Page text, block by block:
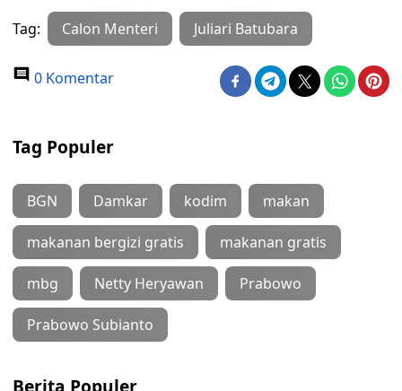
Tag: Calon Menteri Juliari Batubara
0 Komentar
Tag Populer
BGN Damkar kodim makan
makanan bergizi gratis makanan gratis
mbg Netty Heryawan Prabowo
Prabowo Subianto
Berita Populer